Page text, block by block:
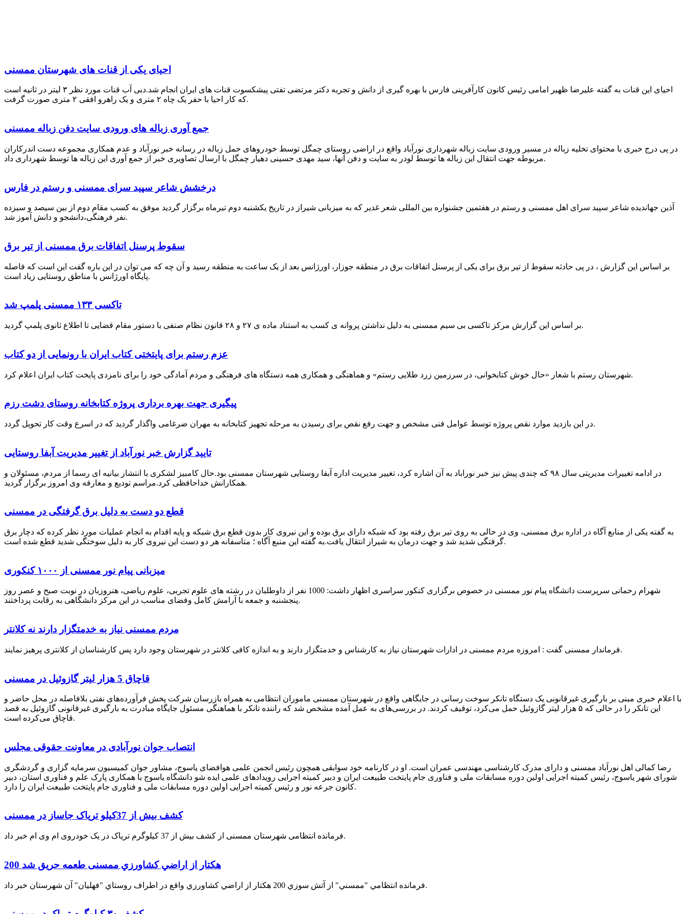
احیای یکی از قنات های شهرستان ممسنی
احیای این قنات به گفته علیرضا ظهیر امامی رئیس کانون کارآفرینی فارس با بهره گیری از دانش و تجربه دکتر مرتضی تفتی پیشکسوت قنات های ایران انجام شد.دبی آب قنات مورد نظر ۳ لیتر در ثانیه است
که کار احیا با حفر یک چاه ۲ متری و یک راهرو افقی ۲ متری صورت گرفت.
جمع آوری زباله های ورودی سایت دفن زباله ممسنی
در پی درج خبری با محتوای تخلیه زباله در مسیر ورودی سایت زباله شهرداری نورآباد واقع در اراضی روستای چمگل توسط خودروهای حمل زباله در رسانه خبر نورآباد و عدم همکاری مجموعه دست اندرکاران
مربوطه جهت انتقال این زباله ها توسط لودر به سایت و دفن آنها، سید مهدی حسینی دهیار چمگل با ارسال تصاویری خبر از جمع آوری این زباله ها توسط شهرداری داد.
درخشش شاعر سپید سرای ممسنی و رستم در فارس
آذین جهاندیده شاعر سپید سرای اهل ممسنی و رستم در هفتمین جشنواره بین المللی شعر غدیر که به میزبانی شیراز در تاریخ یکشنبه دوم تیرماه برگزار گردید موفق به کسب مقام دوم از بین سیصد و سیزده
نفر فرهنگی،دانشجو و دانش آموز شد.
سقوط پرسنل اتفاقات برق ممسنی از تیر برق
بر اساس این گزارش ، در پی حادثه سقوط از تیر برق برای یکی از پرسنل اتفاقات برق در منطقه جوزار، اورژانس بعد از یک ساعت به منطقه رسید و آن چه که می توان در این باره گفت این است که فاصله
پایگاه اورژانس با مناطق روستایی زیاد است.
تاکسی ۱۳۳ ممسنی پلمپ شد
بر اساس این گزارش مرکز تاکسی بی سیم ممسنی به دلیل نداشتن پروانه ی کسب به استناد ماده ی ۲۷ و ۲۸ قانون نظام صنفی با دستور مقام قضایی تا اطلاع ثانوی پلمپ گردید.
عزم رستم برای پایتختی کتاب ایران با رونمایی از دو کتاب
شهرستان رستم با شعار «حال خوش کتابخوانی، در سرزمین زرد طلایی رستم» و هماهنگی و همکاری همه دستگاه های فرهنگی و مردم آمادگی خود را برای نامزدی پایخت کتاب ایران اعلام کرد.
پیگیری جهت بهره برداری پروژه کتابخانه روستای دشت رزم
در این بازدید موارد نقص پروژه توسط عوامل فنی مشخص و جهت رفع نقص برای رسیدن به مرحله تجهیز کتابخانه به مهران ضرغامی واگذار گردید که در اسرع وقت کار تحویل گردد.
تایید گزارش خبر نورآباد از تغییر مدیریت آبفا روستایی
در ادامه تغییرات مدیریتی سال ۹۸ که چندی پیش نیز خبر نوراباد به آن اشاره کرد، تغییر مدیریت اداره آبفا روستایی شهرستان ممسنی بود.حال کامبیز لشکری با انتشار بیانیه ای رسما از مردم، مسئولان و
همکارانش خداحافظی کرد.مراسم تودیع و معارفه وی امروز برگزار گردید.
قطع دو دست به دلیل برق گرفتگی در ممسنی
به گفته یکی از منابع آگاه در اداره برق ممسنی، وی در حالی به روی تیر برق رفته بود که شبکه دارای برق بوده و این نیروی کار بدون قطع برق شبکه و پایه اقدام به انجام عملیات مورد نظر کرده که دچار برق
گرفتگی شدید شد و جهت درمان به شیراز انتقال یافت.به گفته این منبع آگاه ؛ متاسفانه هر دو دست این نیروی کار به دلیل سوختگی شدید قطع شده است.
میزبانی پیام نور ممسنی از ۱۰۰۰ کنکوری
شهرام رحمانی سرپرست دانشگاه پیام نور ممسنی در خصوص برگزاری کنکور سراسری اظهار داشت: 1000 نفر از داوطلبان در رشته های علوم تجربی، علوم ریاضی، هنروزبان در نوبت صبح و عصر روز
پنجشنبه و جمعه با آرامش کامل وفضای مناسب در این مرکز دانشگاهی به رقابت پرداختند.
مردم ممسنی نیاز به خدمتگزار دارند نه کلانتر
فرماندار ممسنی گفت : امروزه مردم ممسنی در ادارات شهرستان نیاز به کارشناس و خدمتگزار دارند و به اندازه کافی کلانتر در شهرستان وجود دارد پس کارشناسان از کلانتری پرهیز نمایند.
قاچاق 5 هزار لیتر گازوئیل در ممسنی
با اعلام خبری مبنی بر بارگیری غیرقانونی یک دستگاه تانکر سوخت رسانی در جایگاهی واقع در شهرستان ممسنی ماموران انتظامی به همراه بازرسان شرکت پخش فرآورده‌های نفتی بلافاصله در محل حاضر و
این تانکر را در حالی که ۵ هزار لیتر گازوئیل حمل می‌کرد، توقیف کردند. در بررسی‌های به عمل آمده مشخص شد که راننده تانکر با هماهنگی مسئول جایگاه مبادرت به بارگیری غیرقانونی گازوئیل به قصد
قاچاق می‌کرده است.
انتصاب جوان نورآبادی در معاونت حقوقی مجلس
رضا کمالی اهل نورآباد ممسنی و دارای مدرک کارشناسی مهندسی عمران است. او در کارنامه خود سوابقی همچون رئیس انجمن علمی هوافضای یاسوج، مشاور جوان کمیسیون سرمایه گزاری و گردشگری
شورای شهر یاسوج، رئیس کمیته اجرایی اولین دوره مسابقات ملی و فناوری جام پایتخت طبیعت ایران و دبیر کمیته اجرایی رویدادهای علمی ایده شو دانشگاه یاسوج با همکاری پارک علم و فناوری استان، دبیر
کانون جرعه نور و رئیس کمیته اجرایی اولین دوره مسابقات ملی و فناوری جام پایتخت طبیعت ایران را دارد.
کشف بیش از 37کیلو تریاک جاساز در ممسنی
فرمانده انتظامی شهرستان ممسنی از کشف بیش از 37 کیلوگرم تریاک در یک خودروی ام وی ام خبر داد.
200 هكتار از اراضي كشاورزي ممسنی طعمه حریق شد
فرمانده انتظامي "ممسني" از آتش سوزي 200 هكتار از اراضي كشاورزي واقع در اطراف روستاي "فهلیان" آن شهرستان خبر داد.